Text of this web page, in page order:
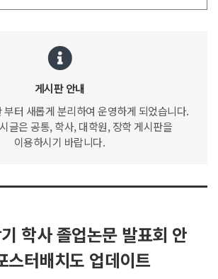
게시판 안내
부터 새롭게 분리하여 운영하게 되었습니다.
글은 공통, 학사, 대학원, 장학 게시판을
이용하시기 바랍니다.
학사 졸업논문 발표회 안
터배치도 업데이트